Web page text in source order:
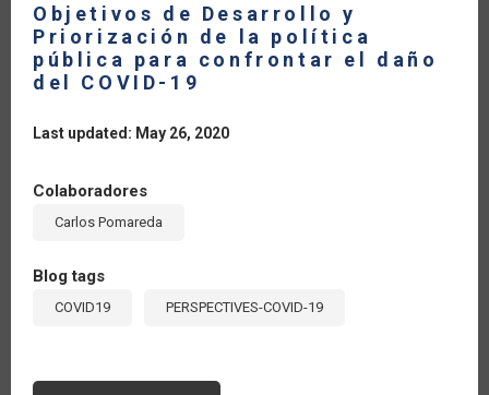
Objetivos de Desarrollo y
Priorización de la política
pública para confrontar el daño
del COVID-19
Last updated: May 26, 2020
Colaboradores
Carlos Pomareda
Blog tags
COVID19 PERSPECTIVES-COVID-19